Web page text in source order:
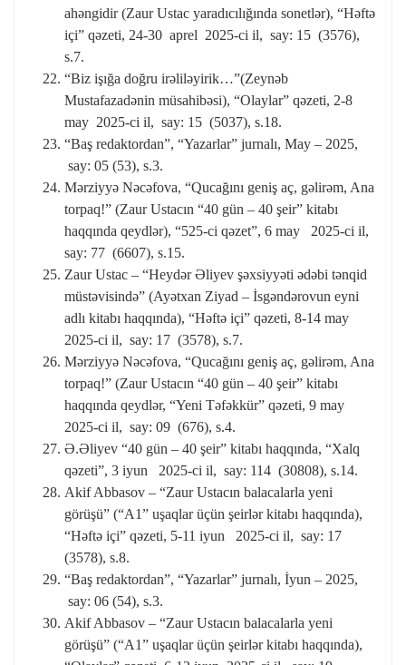
ahəngidir (Zaur Ustac yaradıcılığında sonetlər), “Həftə
içi” qəzeti, 24-30 aprel 2025-ci il, say: 15 (3576),
s.7.
“Biz işığa doğru irəliləyirik…”(Zeynəb
Mustafazadənin müsahibəsi), “Olaylar” qəzeti, 2-8
may 2025-ci il, say: 15 (5037), s.18.
“Baş redaktordan”, “Yazarlar” jurnalı, May – 2025,
say: 05 (53), s.3.
Mərziyyə Nəcəfova, “Qucağını geniş aç, gəlirəm, Ana
torpaq!” (Zaur Ustacın “40 gün – 40 şeir” kitabı
haqqında qeydlər), “525-ci qəzet”, 6 may 2025-ci il,
say: 77 (6607), s.15.
Zaur Ustac – “Heydər Əliyev şəxsiyyəti ədəbi tənqid
müstəvisində” (Ayətxan Ziyad – İsgəndərovun eyni
adlı kitabı haqqında), “Həftə içi” qəzeti, 8-14 may
2025-ci il, say: 17 (3578), s.7.
Mərziyyə Nəcəfova, “Qucağını geniş aç, gəlirəm, Ana
torpaq!” (Zaur Ustacın “40 gün – 40 şeir” kitabı
haqqında qeydlər, “Yeni Təfəkkür” qəzeti, 9 may
2025-ci il, say: 09 (676), s.4.
Ə.Əliyev “40 gün – 40 şeir” kitabı haqqında, “Xalq
qəzeti”, 3 iyun 2025-ci il, say: 114 (30808), s.14.
Akif Abbasov – “Zaur Ustacın balacalarla yeni
görüşü” (“A1” uşaqlar üçün şeirlər kitabı haqqında),
“Həftə içi” qəzeti, 5-11 iyun 2025-ci il, say: 17
(3578), s.8.
“Baş redaktordan”, “Yazarlar” jurnalı, İyun – 2025,
say: 06 (54), s.3.
Akif Abbasov – “Zaur Ustacın balacalarla yeni
görüşü” (“A1” uşaqlar üçün şeirlər kitabı haqqında),